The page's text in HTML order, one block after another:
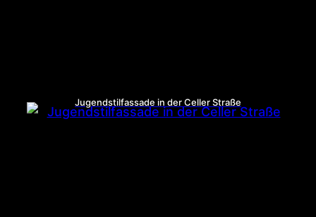
Jugendstilfassade in der Celler Straße